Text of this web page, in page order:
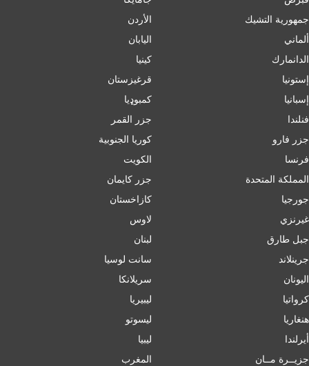
جمهورية التشيك
ألماني
الدانمارك
إستونيا
إسبانيا
فنلندا
جزر فارو
فرنسا
المملكة المتحدة
جورجيا
غيرنزي
جبل طارق
جرينلاند
اليونان
كرواتيا
هنغاريا
أيرلندا
جزيــرة مــان
الأردن
اليابان
كينيا
قرغيزستان
کمبوډیا
جزر القمر
كوريا الجنوبية
الكويت
جزر كايمان
كازاخستان
لاوس
لبنان
سانت لوسيا
سريلانكا
ليبيريا
ليسوتو
ليبيا
المغرب